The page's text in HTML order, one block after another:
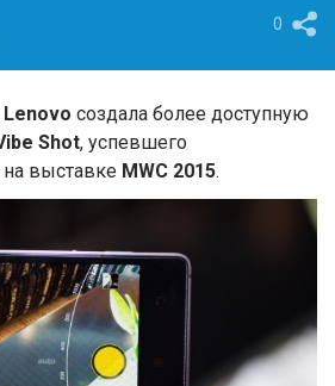
0
Lenovo создала более доступную
Shot, успевшего
выставке MWC 2015.